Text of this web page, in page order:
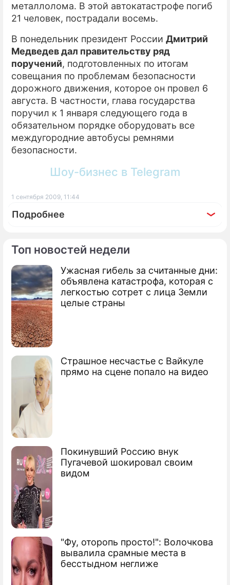
Топ новостей недели
Ужасная гибель за считанные дни:
объявлена катастрофа, которая с
легкостью сотрет с лица Земли
целые страны
Страшное несчастье с Вайкуле
прямо на сцене попало на видео
Покинувший Россию внук
Пугачевой шокировал своим
видом
"Фу, оторопь просто!": Волочкова
вывалила срамные места в
бесстыдном неглиже
металлолома. В этой автокатастрофе погиб
21 человек, пострадали восемь.
В понедельник президент России Дмитрий
Медведев дал правительству ряд
поручений, подготовленных по итогам
совещания по проблемам безопасности
дорожного движения, которое он провел 6
августа. В частности, глава государства
поручил к 1 января следующего года в
обязательном порядке оборудовать все
междугородние автобусы ремнями
безопасности.
Шоу-бизнес в Telegram
1 сентября 2009, 11:44
Подробнее
По теме
Продолжение: В Москве
столкнулись четыре машины
В Подмосковье столкнулись автобусы
Пьяный водитель снес автобусную
остановку
Голый американец захватил автобус с
Сюжеты
Опасные дороги